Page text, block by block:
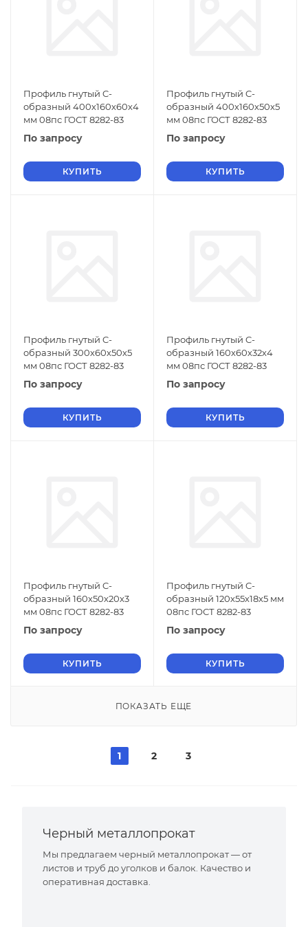
Профиль гнутый C-
образный 400х160х60х4
мм 08пс ГОСТ 8282-83
По запросу
КУПИТЬ
Профиль гнутый C-
образный 400х160х50х5
мм 08пс ГОСТ 8282-83
По запросу
КУПИТЬ
Профиль гнутый C-
образный 300х60х50х5
мм 08пс ГОСТ 8282-83
По запросу
КУПИТЬ
Профиль гнутый C-
образный 160х60х32х4
мм 08пс ГОСТ 8282-83
По запросу
КУПИТЬ
Профиль гнутый C-
образный 160х50х20х3
мм 08пс ГОСТ 8282-83
По запросу
КУПИТЬ
Профиль гнутый C-
образный 120х55х18х5 мм
08пс ГОСТ 8282-83
По запросу
КУПИТЬ
ПОКАЗАТЬ ЕЩЕ
1 2 3
Черный металлопрокат
Мы предлагаем черный металлопрокат — от
листов и труб до уголков и балок. Качество и
оперативная доставка.